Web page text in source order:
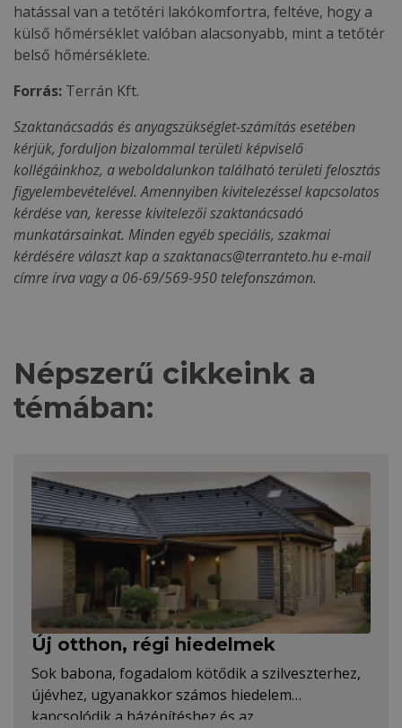
hatással van a tetőtéri lakókomfortra, feltéve, hogy a
külső hőmérséklet valóban alacsonyabb, mint a tetőtér
belső hőmérséklete.
Forrás: Terrán Kft.
Szaktanácsadás és anyagszükséglet-számítás esetében
kérjük, forduljon bizalommal területi képviselő
kollégáinkhoz, a weboldalunkon található területi felosztás
figyelembevételével. Amennyiben kivitelezéssel kapcsolatos
kérdése van, keresse kivitelezői szaktanácsadó
munkatársainkat. Minden egyéb speciális, szakmai
kérdésére választ kap aszaktanacs@terranteto.hu e-mail
címre írva vagy a 06-69/569-950 telefonszámon.
Népszerű cikkeink a
témában:
Új otthon, régi hiedelmek
Sok babona, fogadalom kötődik a szilveszterhez,
újévhez, ugyanakkor számos hiedelem
kapcsolódik a házépítéshez és az